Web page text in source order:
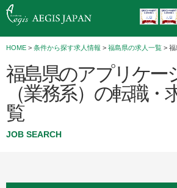
HOME > 条件から探す求人情報 > 福島県の求人一覧 >
福島県のアプリケー
（業務系）の転職・
覧
JOB SEARCH